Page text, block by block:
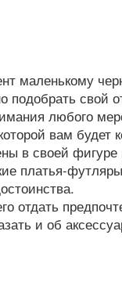
маленькому
подобрать свой
любого
вам будет
в своей
платья-
отдать
и об